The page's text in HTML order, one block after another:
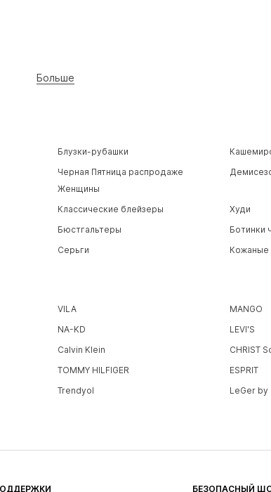
Блузки-рубашки
Черная Пятница распродаже
Женщины
Классические блейзеры
Худи
Бюстгальтеры
Ботинки
Серьги Кожаные
VILA
MANGO
NA-KD
LEVI'S
Calvin Klein
CHRIST
TOMMY HILFIGER
ESPRIT
Trendyol LeGer by
БЕЗОПАСНЫЙ
Больше